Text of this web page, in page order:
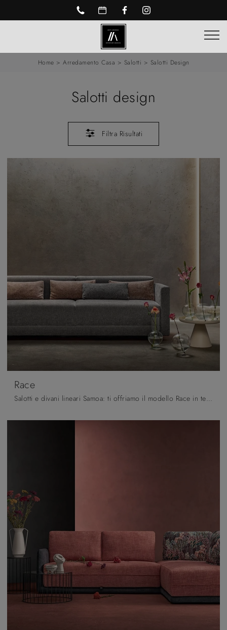
Home > Arredamento Casa > Salotti > Salotti Design
Salotti design
Filtra Risultati
Race
Salotti e divani lineari Samoa: ti offriamo il modello Race in tessuto per completare il living.